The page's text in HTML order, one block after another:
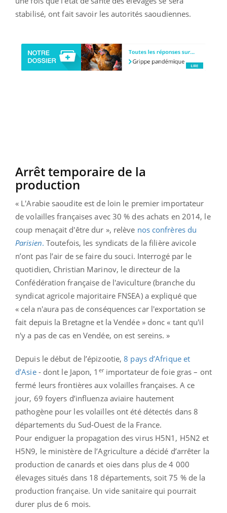
stabilisé, ont fait savoir les autorités saoudiennes.
Arrêt temporaire de la
production
« L'Arabie saoudite est de loin le premier importateur
de volailles françaises avec 30 % des achats en 2014, le
coup menaçait d'être dur », relève nos confrères du
Parisien. Toutefois, les syndicats de la filière avicole
n’ont pas l’air de se faire du souci. Interrogé par le
quotidien, Christian Marinov, le directeur de la
Confédération française de l'aviculture (branche du
syndicat agricole majoritaire FNSEA) a expliqué que
« cela n'aura pas de conséquences car l'exportation se
fait depuis la Bretagne et la Vendée » donc « tant qu'il
n'y a pas de cas en Vendée, on est sereins. »
Depuis le début de l’épizootie,8 pays d’Afrique et
d’Asie- dont le Japon, 1 erimportateur de foie gras – ont
fermé leurs frontières aux volailles françaises. A ce
jour, 69 foyers d’influenza aviaire hautement
pathogène pour les volailles ont été détectés dans 8
départements du Sud-Ouest de la France.
Pour endiguer la propagation des virus H5N1, H5N2 et
H5N9, le ministère de l’Agriculture a décidé d’arrêter la
production de canards et oies dans plus de 4 000
élevages situés dans 18 départements, soit 75 % de la
production française. Un vide sanitaire qui pourrait
durer plus de 6 mois.